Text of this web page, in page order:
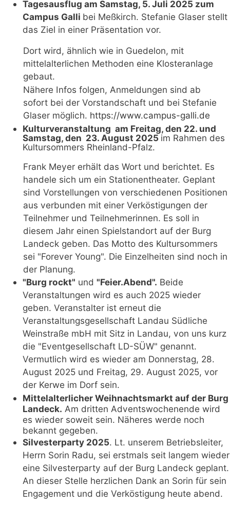
Tagesausflug am Samstag, 5. Juli 2025 zum
Campus Galli bei Meßkirch. Stefanie Glaser stellt
das Ziel in einer Präsentation vor.
Dort wird, ähnlich wie in Guedelon, mit
mittelalterlichen Methoden eine Klosteranlage
gebaut.
Nähere Infos folgen, Anmeldungen sind ab
sofort bei der Vorstandschaft und bei Stefanie
Glaser möglich. https://www.campus-galli.de
Kulturveranstaltung am Freitag, den 22. und
Samstag, den 23. August 2025im Rahmen des
Kultursommers Rheinland-Pfalz.
Frank Meyer erhält das Wort und berichtet. Es
handele sich um ein Stationentheater. Geplant
sind Vorstellungen von verschiedenen Positionen
aus verbunden mit einer Verköstigungen der
Teilnehmer und Teilnehmerinnen. Es soll in
diesem Jahr einen Spielstandort auf der Burg
Landeck geben. Das Motto des Kultursommers
sei "Forever Young". Die Einzelheiten sind noch in
der Planung.
"Burg rockt" und"Feier.Abend". Beide
Veranstaltungen wird es auch 2025 wieder
geben. Veranstalter ist erneut die
Veranstaltungsgesellschaft Landau Südliche
Weinstraße mbH mit Sitz in Landau, von uns kurz
die "Eventgesellschaft LD-SÜW" genannt.
Vermutlich wird es wieder am Donnerstag, 28.
August 2025 und Freitag, 29. August 2025, vor
der Kerwe im Dorf sein.
Mittelalterlicher Weihnachtsmarkt auf der Burg
Landeck. Am dritten Adventswochenende wird
es wieder soweit sein. Näheres werde noch
bekannt gegeben.
Silvesterparty 2025. Lt. unserem Betriebsleiter,
Herrn Sorin Radu, sei erstmals seit langem wieder
eine Silvesterparty auf der Burg Landeck geplant.
An dieser Stelle herzlichen Dank an Sorin für sein
Engagement und die Verköstigung heute abend.